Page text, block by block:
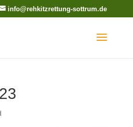
info@rehkitzrettung-sottrum.de